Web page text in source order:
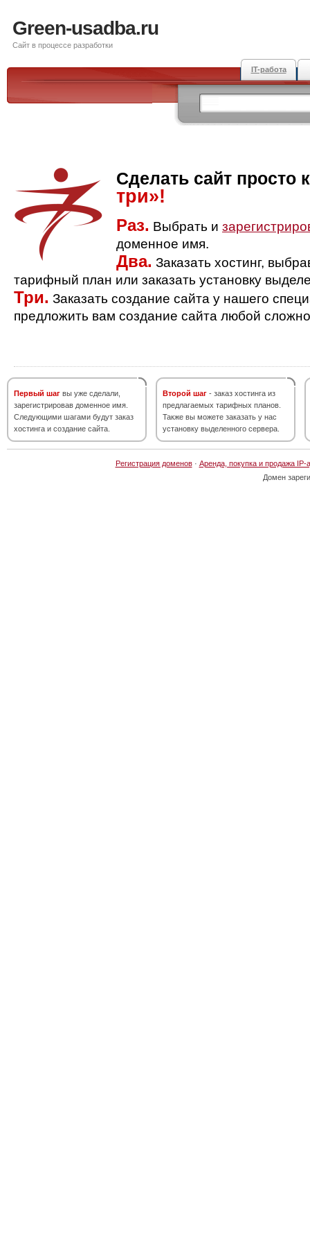
Green-usadba.ru
Сайт в процессе разработки
IT-работа
Сделать сайт просто
три»!
Раз. Выбрать и
доменное имя.
Два. Заказать хостинг,
тарифный план или заказать установку
Три. Заказать создание сайта у нашего
предложить вам создание сайта любой
Первый шаг вы уже сделали,
зарегистрировав доменное имя.
Следующими шагами будут заказ
хостинга и создание сайта.
Второй шаг - заказ хостинга из
предлагаемых тарифных планов.
Также вы можете заказать у нас
установку выделенного сервера.
Регистрация доменов· Аренда, покупка и продажа IP-
Домен